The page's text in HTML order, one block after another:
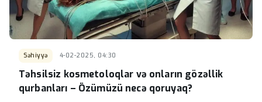
Səhiyyə 4-02-2025, 04:30
Təhsilsiz kosmetoloqlar və onların gözəllik
qurbanları – Özümüzü necə qoruyaq?